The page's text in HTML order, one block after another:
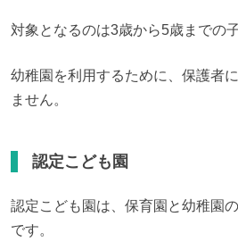
対象となるのは3歳から5歳までの
幼稚園を利用するために、保護者
ません。
認定こども園
認定こども園は、保育園と幼稚園
です。